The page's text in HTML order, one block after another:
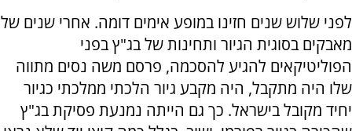
לפני שלוש שנים חזינו במופע אימים דומה. אחרי שנים של
מאבקים בסוגית הגיור ותחינות של בג"ץ בפני
הפוליטיקאים להגיע להסכמה, פרסם משה נסים מתווה
שלו היה מתקבל, היה מקבע גיור הלכתי ממלכתי כגיור
יחיד מקובל בישראל. כך גם הייתה נמנעת פסיקת בג"ץ